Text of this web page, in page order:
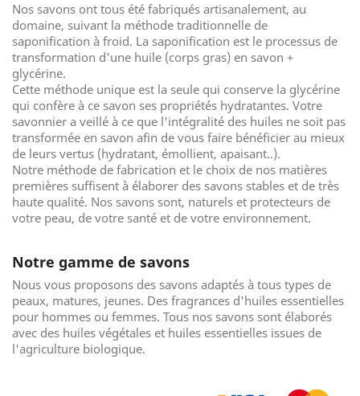
Nos savons ont tous été fabriqués artisanalement, au
domaine, suivant la méthode traditionnelle de
saponification à froid. La saponification est le processus de
transformation d'une huile (corps gras) en savon +
glycérine.
Cette méthode unique est la seule qui conserve la glycérine
qui confère à ce savon ses propriétés hydratantes. Votre
savonnier a veillé à ce que l'intégralité des huiles ne soit pas
transformée en savon afin de vous faire bénéficier au mieux
de leurs vertus (hydratant, émollient, apaisant..).
Notre méthode de fabrication et le choix de nos matières
premières suffisent à élaborer des savons stables et de très
haute qualité. Nos savons sont, naturels et protecteurs de
votre peau, de votre santé et de votre environnement.
Notre gamme de savons
Nous vous proposons des savons adaptés à tous types de
peaux, matures, jeunes. Des fragrances d'huiles essentielles
pour hommes ou femmes. Tous nos savons sont élaborés
avec des huiles végétales et huiles essentielles issues de
l'agriculture biologique.